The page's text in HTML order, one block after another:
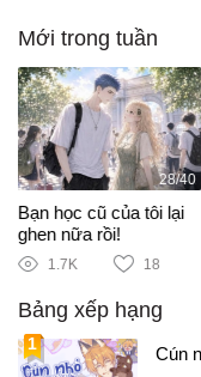
Mới trong tuần
28/40
Bạn học cũ của tôi lại
ghen nữa rồi!
1.7K 18
Bảng xếp hạng
Cún